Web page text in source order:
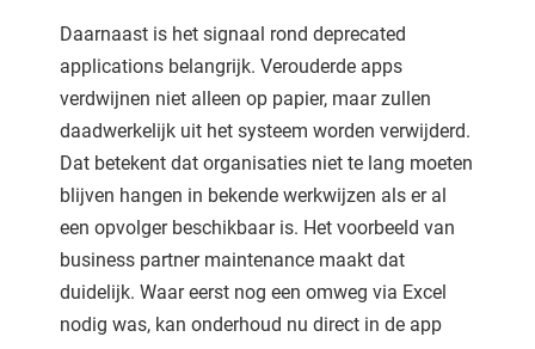
Daarnaast is het signaal rond deprecated
applications belangrijk. Verouderde apps
verdwijnen niet alleen op papier, maar zullen
daadwerkelijk uit het systeem worden verwijderd.
Dat betekent dat organisaties niet te lang moeten
blijven hangen in bekende werkwijzen als er al
een opvolger beschikbaar is. Het voorbeeld van
business partner maintenance maakt dat
duidelijk. Waar eerst nog een omweg via Excel
nodig was, kan onderhoud nu direct in de app